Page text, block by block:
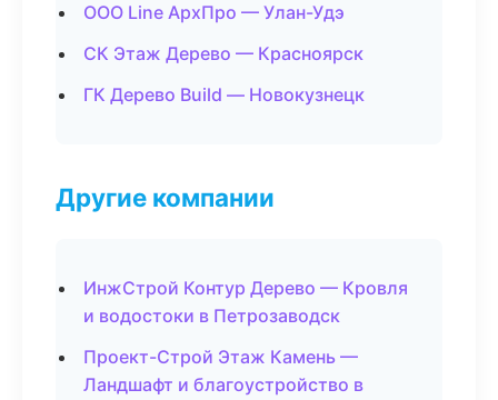
ООО Line АрхПро — Улан-Удэ
СК Этаж Дерево — Красноярск
ГК Дерево Build — Новокузнецк
Другие компании
ИнжСтрой Контур Дерево — Кровля
и водостоки в Петрозаводск
Проект-Строй Этаж Камень —
Ландшафт и благоустройство в